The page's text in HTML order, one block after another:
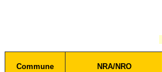
Commune NRA/NRO